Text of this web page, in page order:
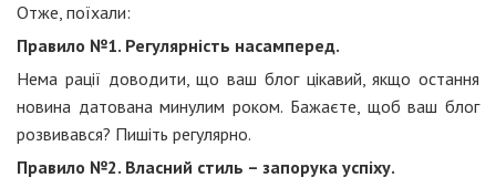
Отже, поїхали:
Правило №1. Регулярність насамперед.
Нема рації доводити, що ваш блог цікавий, якщо остання
новина датована минулим роком. Бажаєте, щоб ваш блог
розвивався? Пишіть регулярно.
Правило №2. Власний стиль – запорука успіху.